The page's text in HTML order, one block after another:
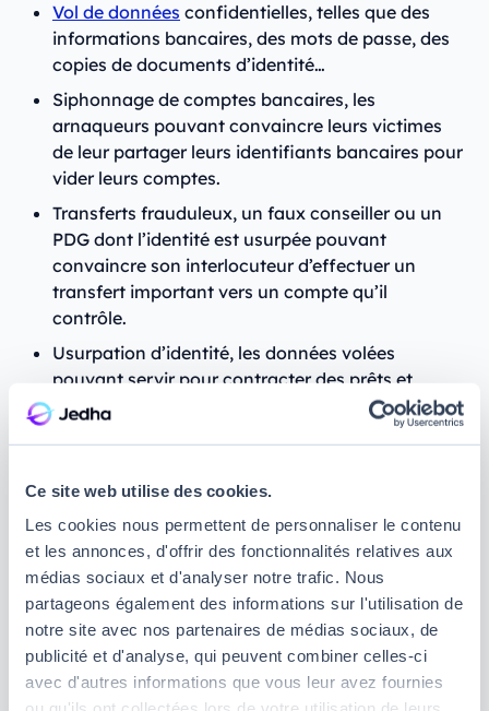
Ce site web utilise des cookies.
Les cookies nous permettent de personnaliser le contenu
et les annonces, d'offrir des fonctionnalités relatives aux
médias sociaux et d'analyser notre trafic. Nous
partageons également des informations sur l'utilisation de
notre site avec nos partenaires de médias sociaux, de
publicité et d'analyse, qui peuvent combiner celles-ci
avec d'autres informations que vous leur avez fournies
Vol de données confidentielles, telles que des
informations bancaires, des mots de passe, des
copies de documents d’identité…
Siphonnage de comptes bancaires, les
arnaqueurs pouvant convaincre leurs victimes
de leur partager leurs identifiants bancaires pour
vider leurs comptes.
Transferts frauduleux, un faux conseiller ou un
PDG dont l’identité est usurpée pouvant
convaincre son interlocuteur d’effectuer un
transfert important vers un compte qu’il
contrôle.
Usurpation d’identité, les données volées
pouvant servir pour contracter des prêts et
ouvrir de faux comptes bancaires.
Chantage et extorsions répétées, car le vishing
utilisent le deep voice pour se faire passer pour
vos proches ou des célébrités afin de vous
manipuler psychologiquement.
Comment fonctionne l’arnaque par
Vishing ?